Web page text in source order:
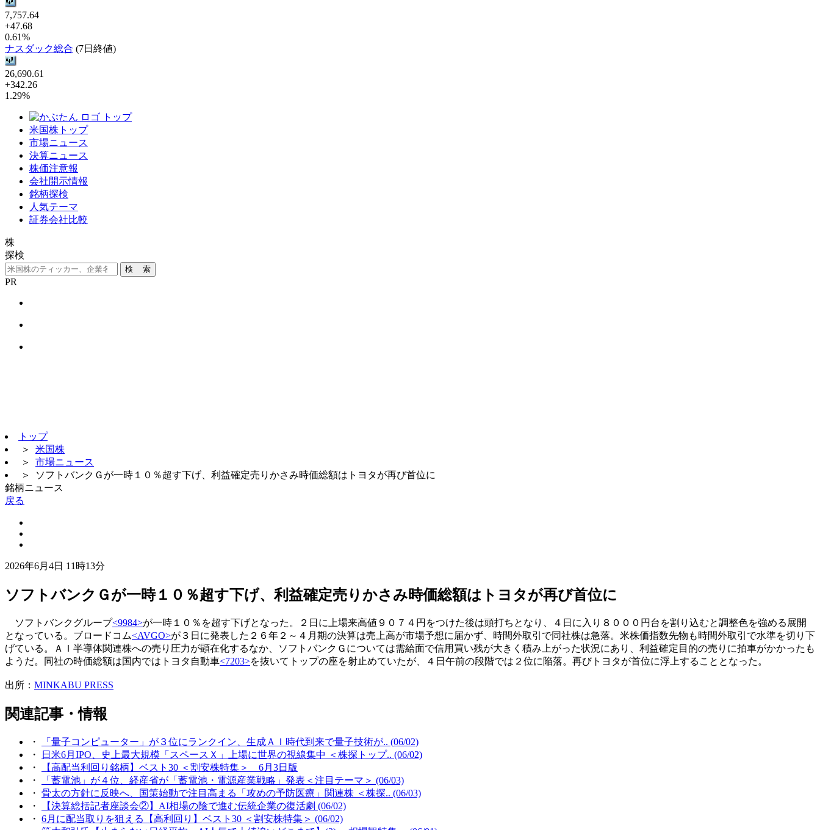
7,757.64
+47.68
0.61%
ナスダック総合 (7日終値)
26,690.61
+342.26
1.29%
トップ
米国株トップ
市場ニュース
決算ニュース
株価注意報
会社開示情報
銘柄探検
人気テーマ
証券会社比較
株
探検
検 索
PR
トップ
＞ 米国株
＞ 市場ニュース
＞
ソフトバンクＧが一時１０％超す下げ、利益確定売りかさみ時価総額はトヨタが再び首位に
銘柄ニュース
戻る
2026年6月4日 11時13分
ソフトバンクＧが一時１０％超す下げ、利益確定売りかさみ時価総額はトヨタが再び首位に
ソフトバンクグループ<9984>が一時１０％を超す下げとなった。２日に上場来高値９０７４円をつけた後は頭打ちとなり、４日に入り８０００円台を割り込むと調整色を強める展開
となっている。ブロードコム<AVGO>が３日に発表した２６年２～４月期の決算は売上高が市場予想に届かず、時間外取引で同社株は急落。米株価指数先物も時間外取引で水準を切り下
げている。ＡＩ半導体関連株への売り圧力が顕在化するなか、ソフトバンクＧについては需給面で信用買い残が大きく積み上がった状況にあり、利益確定目的の売りに拍車がかかったも
ようだ。同社の時価総額は国内ではトヨタ自動車<7203>を抜いてトップの座を射止めていたが、４日午前の段階では２位に陥落。再びトヨタが首位に浮上することとなった。
出所： MINKABU PRESS
関連記事・情報
・
「量子コンピューター」が３位にランクイン、生成ＡＩ時代到来で量子技術が.. (06/02)
・
日米6月IPO、史上最大規模「スペースＸ」上場に世界の視線集中 ＜株探トップ.. (06/02)
・
【高配当利回り銘柄】ベスト30 ＜割安株特集＞ 6月3日版
・
「蓄電池」が４位、経産省が「蓄電池・電源産業戦略」発表＜注目テーマ＞ (06/03)
・ 骨太の方針に反映へ、国策始動で注目高まる「攻めの予防医療」関連株 ＜株探.. (06/03)
・
【決算総括記者座談会②】AI相場の陰で進む伝統企業の復活劇 (06/02)
・ 6月に配当取りを狙える【高利回り】ベスト30 ＜割安株特集＞ (06/02)